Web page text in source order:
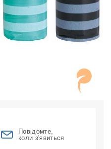
Повідомте,
коли з'явиться